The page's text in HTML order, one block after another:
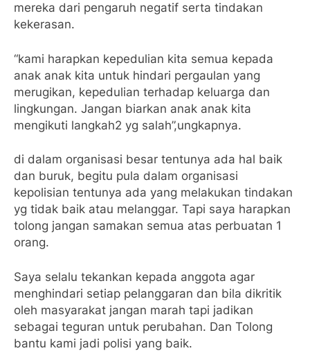
mereka dari pengaruh negatif serta tindakan
kekerasan.
“kami harapkan kepedulian kita semua kepada
anak anak kita untuk hindari pergaulan yang
merugikan, kepedulian terhadap keluarga dan
lingkungan. Jangan biarkan anak anak kita
mengikuti langkah2 yg salah”,ungkapnya.
di dalam organisasi besar tentunya ada hal baik
dan buruk, begitu pula dalam organisasi
kepolisian tentunya ada yang melakukan tindakan
yg tidak baik atau melanggar. Tapi saya harapkan
tolong jangan samakan semua atas perbuatan 1
orang.
Saya selalu tekankan kepada anggota agar
menghindari setiap pelanggaran dan bila dikritik
oleh masyarakat jangan marah tapi jadikan
sebagai teguran untuk perubahan. Dan Tolong
bantu kami jadi polisi yang baik.